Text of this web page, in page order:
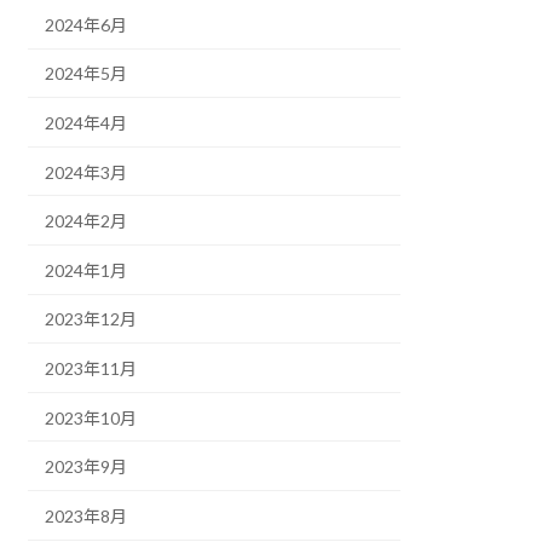
2024年6月
2024年5月
2024年4月
2024年3月
2024年2月
2024年1月
2023年12月
2023年11月
2023年10月
2023年9月
2023年8月